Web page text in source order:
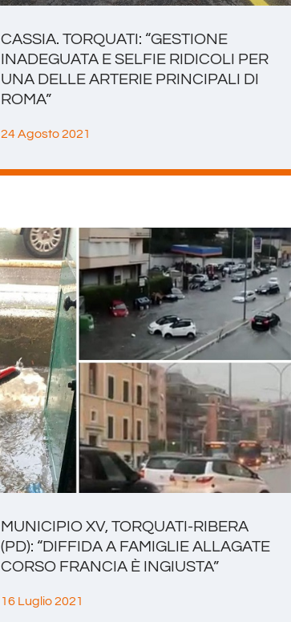
CASSIA. TORQUATI: “GESTIONE
INADEGUATA E SELFIE RIDICOLI PER
UNA DELLE ARTERIE PRINCIPALI DI
ROMA”
24 Agosto 2021
MUNICIPIO XV, TORQUATI-RIBERA
(PD): “DIFFIDA A FAMIGLIE ALLAGATE
CORSO FRANCIA È INGIUSTA”
16 Luglio 2021